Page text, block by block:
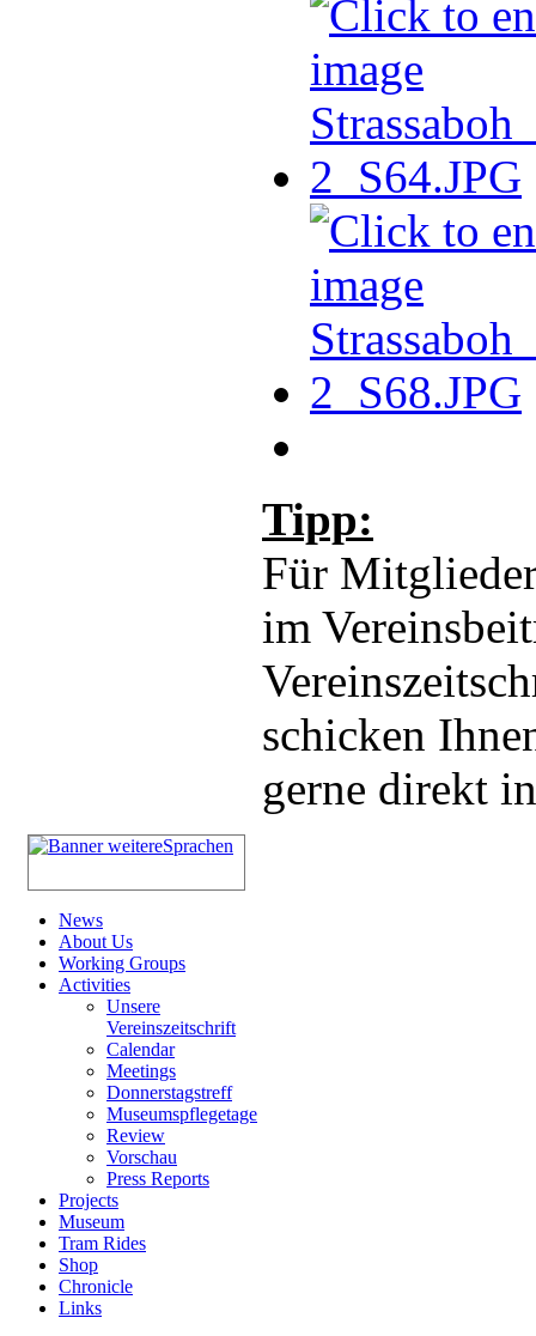
Tipp:
Für
im
schicken
gerne direkt
News
About Us
Working Groups
Activities
Unsere
Vereinszeitschrift
Calendar
Meetings
Donnerstagstreff
Museumspflegetage
Review
Vorschau
Press Reports
Projects
Museum
Tram Rides
Shop
Chronicle
Links